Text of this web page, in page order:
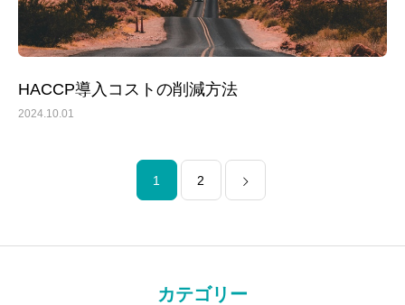
HACCP導入コストの削減方法
2024.10.01
1 2
カテゴリー